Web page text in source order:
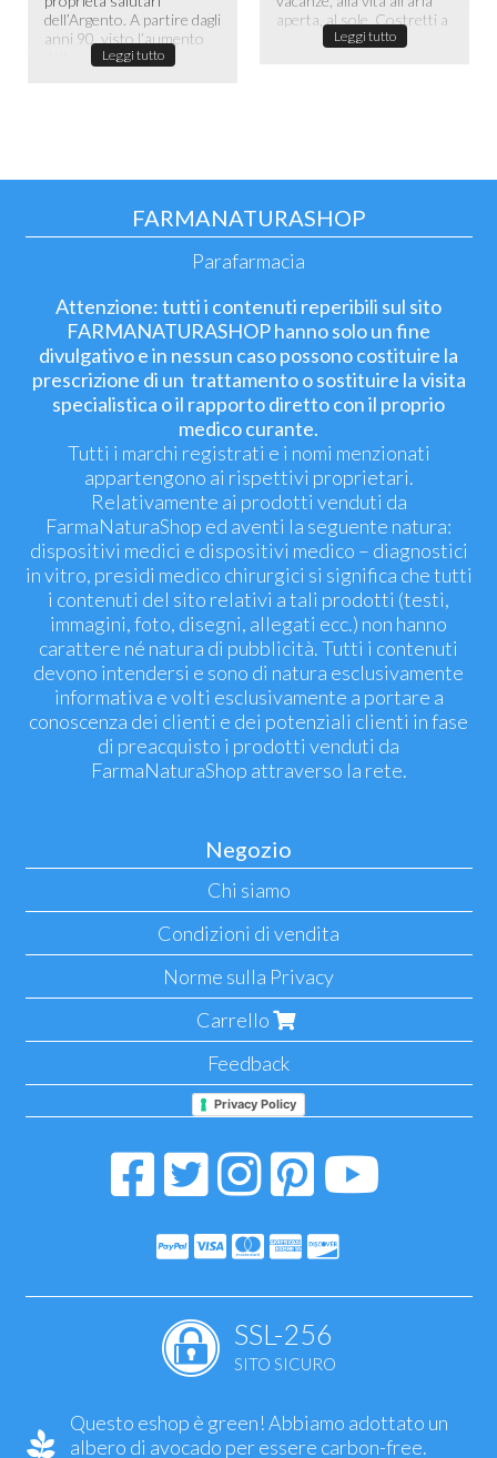
dell’Argento. A partire dagli
anni 90, visto l’aumento
Leggi tutto
aperta, al sole. Costretti a
passare la maggior ...
Leggi tutto
FARMANATURASHOP
Parafarmacia
Attenzione: tutti i contenuti reperibili sul sito
FARMANATURASHOP hanno solo un fine
divulgativo e in nessun caso possono costituire la
prescrizione di un trattamento o sostituire la visita
specialistica o il rapporto diretto con il proprio
medico curante.
Tutti i marchi registrati e i nomi menzionati
appartengono ai rispettivi proprietari.
Relativamente ai prodotti venduti da
FarmaNaturaShop ed aventi la seguente natura:
dispositivi medici e dispositivi medico – diagnostici
in vitro, presidi medico chirurgici si significa che tutti
i contenuti del sito relativi a tali prodotti (testi,
immagini, foto, disegni, allegati ecc.) non hanno
carattere né natura di pubblicità. Tutti i contenuti
devono intendersi e sono di natura esclusivamente
informativa e volti esclusivamente a portare a
conoscenza dei clienti e dei potenziali clienti in fase
di preacquisto i prodotti venduti da
FarmaNaturaShop attraverso la rete.
Negozio
Chi siamo
Condizioni di vendita
Norme sulla Privacy
Carrello
Feedback
Privacy Policy
SSL-256
SITO SICURO
Questo eshop è green! Abbiamo adottato un
albero di avocado per essere carbon-free.